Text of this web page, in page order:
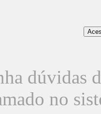
dúvidas
no